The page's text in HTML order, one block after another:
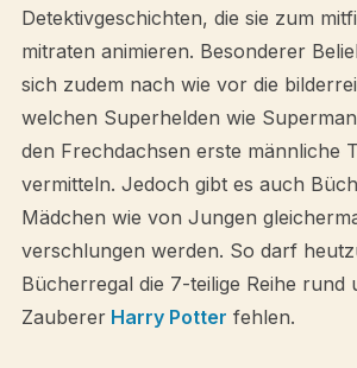
Detektivgeschichten, die sie zum
mitraten animieren. Besonderer
sich zudem nach wie vor die
welchen Superhelden wie
den Frechdachsen erste männliche
vermitteln. Jedoch gibt es auch
Mädchen wie von Jungen
verschlungen werden. So darf
Bücherregal die 7-teilige Reihe rund
Zauberer Harry Potter fehlen.